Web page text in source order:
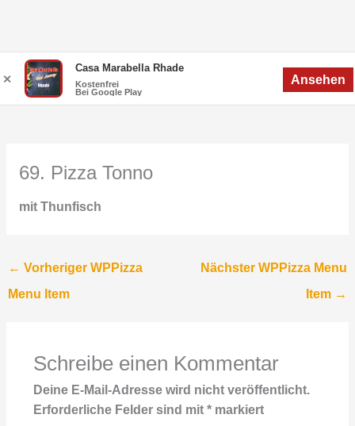
Zum
Inhalt
springen
Menü
Menü
69. Pizza Tonno
mit Thunfisch
← Vorheriger WPPizza
Menu Item
Nächster WPPizza Menu
Item →
Schreibe einen Kommentar
Deine E-Mail-Adresse wird nicht veröffentlicht.
Erforderliche Felder sind mit *markiert
✕
Casa Marabella Rhade
Kostenfrei
Bei Google Play
Ansehen